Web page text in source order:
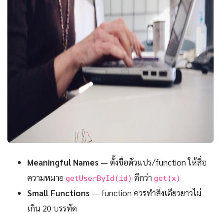
Meaningful Names — ตั้งชื่อตัวแปร/function ให้สื่อ
ความหมาย getUserById(id) ดีกว่า get(x)
Small Functions — function ควรทำสิ่งเดียวยาวไม่
เกิน 20 บรรทัด